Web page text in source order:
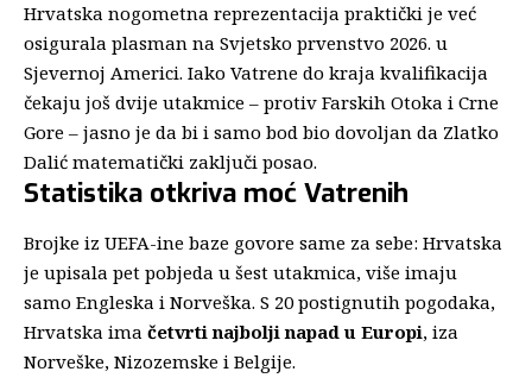
Hrvatska nogometna reprezentacija praktički je već
osigurala plasman na Svjetsko prvenstvo 2026. u
Sjevernoj Americi. Iako Vatrene do kraja kvalifikacija
čekaju još dvije utakmice – protiv Farskih Otoka i Crne
Gore – jasno je da bi i samo bod bio dovoljan da Zlatko
Dalić matematički zaključi posao.
Statistika otkriva moć Vatrenih
Brojke iz UEFA-ine baze govore same za sebe: Hrvatska
je upisala pet pobjeda u šest utakmica, više imaju
samo Engleska i Norveška. S 20 postignutih pogodaka,
Hrvatska ima četvrti najbolji napad u Europi, iza
Norveške, Nizozemske i Belgije.